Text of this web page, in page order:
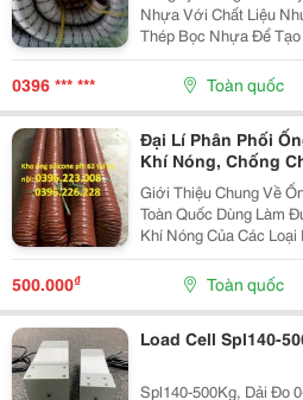
Nhựa Với Chất Liệu
Thép Bọc Nhựa Để
Phẩm. Ống Hút Bụi Gân
Nhựa Pe Cứng Là
0396 *** *** Toàn quốc
Đại Lí Phân Phối
Khí Nóng, Chống
Máy Sấy Hạt.
Giới Thiệu Chung Về Ống
Toàn Quốc Dùng Làm Đường Ống Dẫn Hơi Nóng, Dẫn
Khí Nóng Của Các
Lò Sấy Công Nghiệp,
Dẫn Khí Nóng Cho
500.000₫ Toàn quốc
Load Cell Spl140-
Spl140-500Kg, Dải Đo